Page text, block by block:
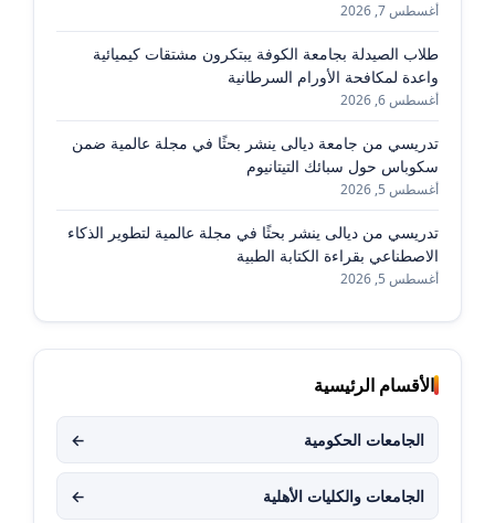
أغسطس 7, 2026
طلاب الصيدلة بجامعة الكوفة يبتكرون مشتقات كيميائية
واعدة لمكافحة الأورام السرطانية
أغسطس 6, 2026
تدريسي من جامعة ديالى ينشر بحثًا في مجلة عالمية ضمن
سكوباس حول سبائك التيتانيوم
أغسطس 5, 2026
تدريسي من ديالى ينشر بحثًا في مجلة عالمية لتطوير الذكاء
الاصطناعي بقراءة الكتابة الطبية
أغسطس 5, 2026
الأقسام الرئيسية
الجامعات الحكومية ←
الجامعات والكليات الأهلية ←